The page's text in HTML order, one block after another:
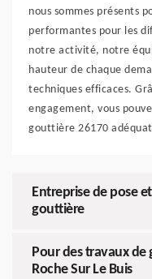
nous sommes présents
performantes pour les
notre activité, notre
hauteur de chaque
techniques efficaces.
engagement, vous
gouttière 26170 adéquat
Entreprise de pose
gouttière
Pour des travaux de
Roche Sur Le Buis